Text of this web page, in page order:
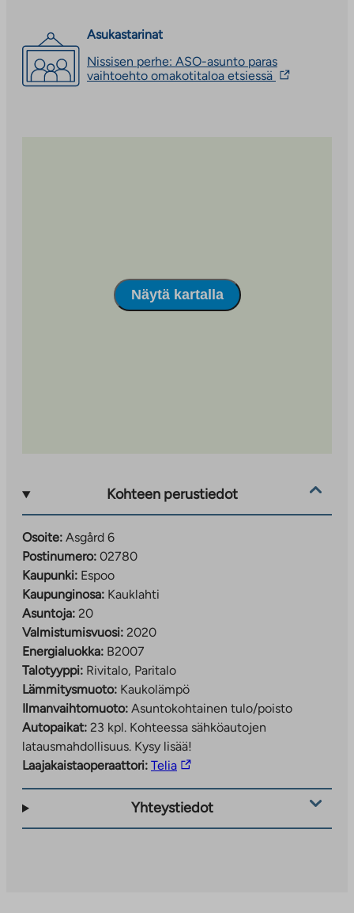
aukeaa
uuteen
Asukastarinat
Nissisen perhe: ASO-asunto paras
vaihtoehto omakotitaloa etsiessä Linkki
Näytä kartalla
Kohteen perustiedot
Osoite: Asgård 6
Postinumero: 02780
Kaupunki: Espoo
Kaupunginosa: Kauklahti
Asuntoja: 20
Valmistumisvuosi: 2020
Energialuokka: B2007
Talotyyppi: Rivitalo, Paritalo
Lämmitysmuoto: Kaukolämpö
Ilmanvaihtomuoto: Asuntokohtainen tulo/poisto
Autopaikat: 23 kpl. Kohteessa sähköautojen
latausmahdollisuus. Kysy lisää!
Laajakaistaoperaattori: TeliaLinkki
ulkopuoliseen
Yhteystiedot